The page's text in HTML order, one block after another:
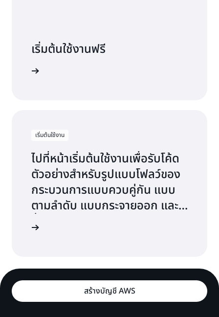
เริ่มต้นใช้งานฟรี
เริ่มต้นใช้งาน
ไปที่หน้าเริ่มต้นใช้งานเพื่อรับโค้ด
ตัวอย่างสำหรับรูปแบบโฟลว์ของ
กระบวนการแบบควบคู่กัน แบบ
ตามลำดับ แบบกระจายออก และ
อื่นๆ
สร้างบัญชี AWS